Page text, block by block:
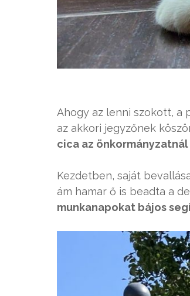
Ahogy az lenni szokott,
az akkori jegyzőnek
cica az
Kezdetben, saját
ám hamar ő is beadta a
munkanapokat bájos